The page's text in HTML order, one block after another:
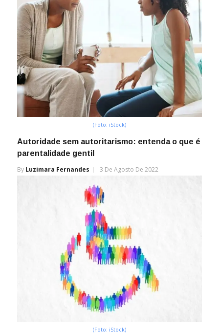
(Foto: iStock)
Autoridade sem autoritarismo: entenda o que é
parentalidade gentil
By Luzimara Fernandes 3 De Agosto De 2022
(Foto: iStock)